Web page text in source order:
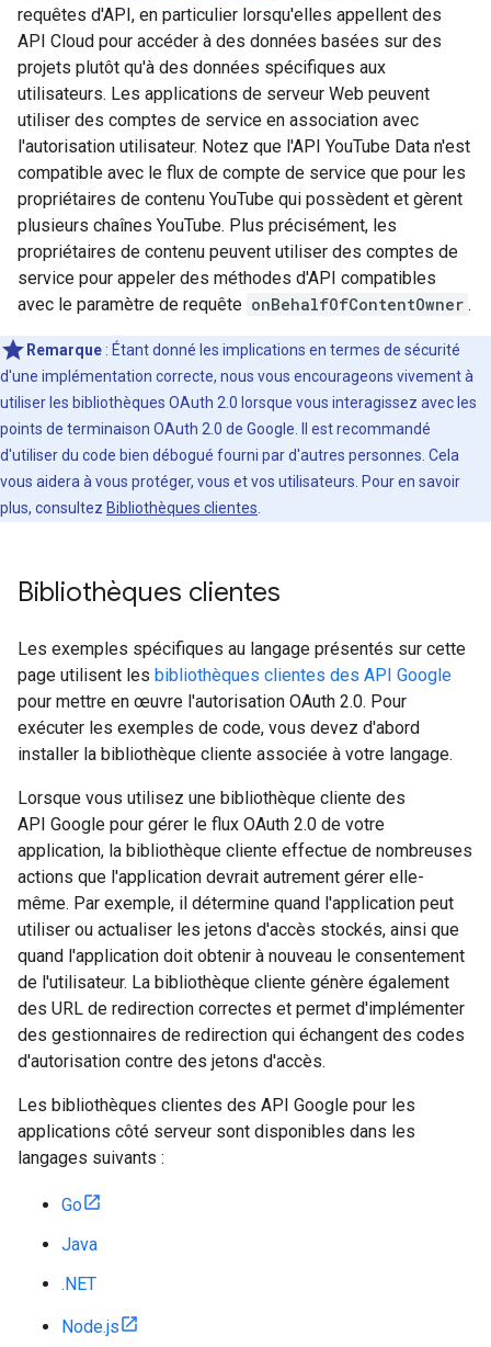
requêtes d'API, en particulier lorsqu'elles appellent des
API Cloud pour accéder à des données basées sur des
projets plutôt qu'à des données spécifiques aux
utilisateurs. Les applications de serveur Web peuvent
utiliser des comptes de service en association avec
l'autorisation utilisateur. Notez que l'API YouTube Data n'est
compatible avec le flux de compte de service que pour les
propriétaires de contenu YouTube qui possèdent et gèrent
plusieurs chaînes YouTube. Plus précisément, les
propriétaires de contenu peuvent utiliser des comptes de
service pour appeler des méthodes d'API compatibles
avec le paramètre de requête onBehalfOfContentOwner .
Remarque : Étant donné les implications en termes de sécurité
d'une implémentation correcte, nous vous encourageons vivement à
utiliser les bibliothèques OAuth 2.0 lorsque vous interagissez avec les
points de terminaison OAuth 2.0 de Google. Il est recommandé
d'utiliser du code bien débogué fourni par d'autres personnes. Cela
vous aidera à vous protéger, vous et vos utilisateurs. Pour en savoir
plus, consultez Bibliothèques clientes
Bibliothèques clientes
Les exemples spécifiques au langage présentés sur cette
page utilisent les bibliothèques clientes des API Google
pour mettre en œuvre l'autorisation OAuth 2.0. Pour
exécuter les exemples de code, vous devez d'abord
installer la bibliothèque cliente associée à votre langage.
Lorsque vous utilisez une bibliothèque cliente des
API Google pour gérer le flux OAuth 2.0 de votre
application, la bibliothèque cliente effectue de nombreuses
actions que l'application devrait autrement gérer elle-
même. Par exemple, il détermine quand l'application peut
utiliser ou actualiser les jetons d'accès stockés, ainsi que
quand l'application doit obtenir à nouveau le consentement
de l'utilisateur. La bibliothèque cliente génère également
des URL de redirection correctes et permet d'implémenter
des gestionnaires de redirection qui échangent des codes
d'autorisation contre des jetons d'accès.
Les bibliothèques clientes des API Google pour les
applications côté serveur sont disponibles dans les
langages suivants :
Go
Java
.NET
Node.js